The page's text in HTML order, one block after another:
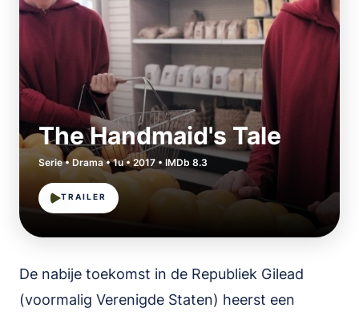
The Handmaid's Tale
Serie • Drama • 1u • 2017 • IMDb 8.3
TRAILER
De nabije toekomst in de Republiek Gilead
(voormalig Verenigde Staten) heerst een